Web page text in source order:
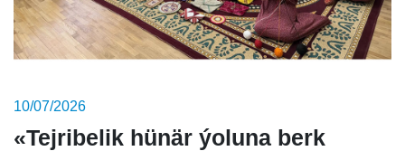
10/07/2026
«Tejribelik hünär ýoluna berk